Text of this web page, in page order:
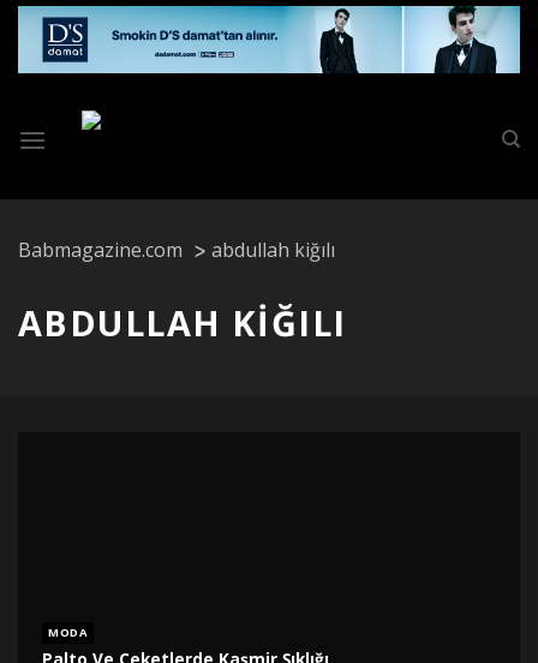
Skip
content
Babmagazine.com abdullah kiğılı
ABDULLAH KIĞILI
MODA
Palto Ve Ceketlerde Kaşmir Şıklığı